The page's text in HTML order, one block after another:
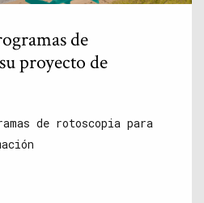
de
proyecto de
de rotoscopia para